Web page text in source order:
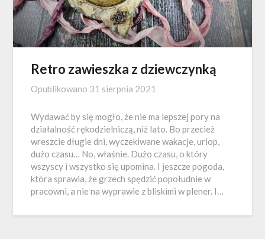
Retro zawieszka z dziewczynką
Opublikowano 31 sierpnia 2021
Wydawać by się mogło, że nie ma lepszej pory na
działalność rękodzielniczą, niż lato. Bo przecież
wreszcie długie dni, wyczekiwane wakacje, urlop,
dużo czasu… No, właśnie. Dużo czasu, o który
wszyscy i wszystko się upomina. I jeszcze pogoda,
która sprawia, że grzech spędzić popołudnie w
pracowni, a nie na wyprawie z bliskimi w plener. I…